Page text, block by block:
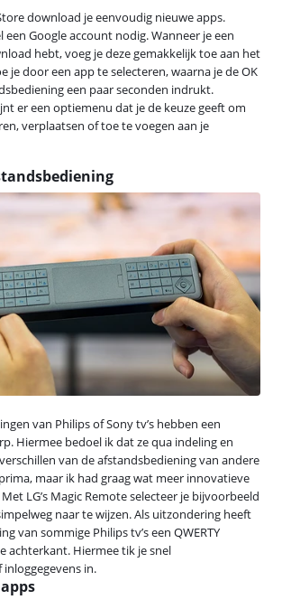
download je eenvoudig nieuwe apps.
een Google account nodig. Wanneer je een
hebt, voeg je deze gemakkelijk toe aan het
je door een app te selecteren, waarna je de OK
een paar seconden indrukt.
er een optiemenu dat je de keuze geeft om
verplaatsen of toe te voegen aan je
van Philips of Sony tv’s hebben een
Hiermee bedoel ik dat ze qua indeling en
van de afstandsbediening van andere
maar ik had graag wat meer innovatieve
LG’s Magic Remote selecteer je bijvoorbeeld
naar te wijzen. Als uitzondering heeft
van sommige Philips tv’s een QWERTY
achterkant. Hiermee tik je snel
in.